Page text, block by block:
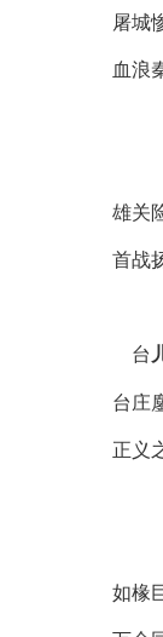
屠城
血浪
雄关
首战
台
台庄
正义
如椽